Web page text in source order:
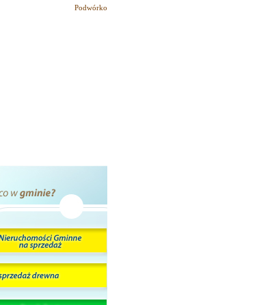
Podwórko
człowieka jest błądzić, głupiego - trwać w błędzie." Cyceron